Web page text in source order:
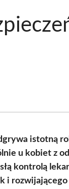
istotną
u kobiet z
kontrolą
i